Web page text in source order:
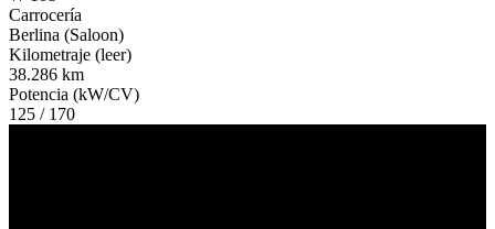
Carrocería
Berlina (Saloon)
Kilometraje (leer)
38.286 km
Potencia (kW/CV)
125 / 170